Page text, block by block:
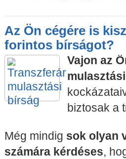
Az Ön cégére is
forintos bírságot?
Vajon az
biztosak a
Még mindig sok olyan
számára kérdéses,